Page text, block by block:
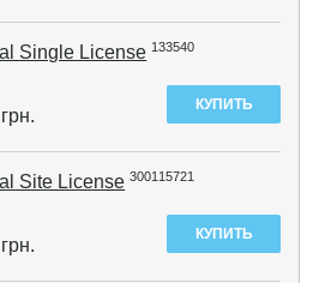
Single License 133540
грн.
Site License 300115721
грн.